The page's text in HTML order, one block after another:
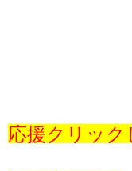
応援クリッ